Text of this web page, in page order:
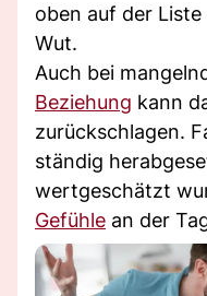
oben auf der
Wut.
Auch bei
Beziehung kann
zurückschlagen.
ständig
wertgeschätzt
Gefühle an der